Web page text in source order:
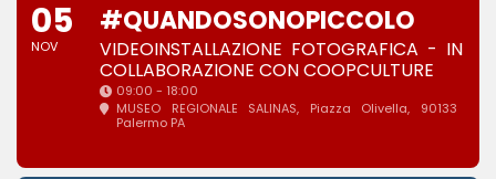
05
NOV
#QUANDOSONOPICCOLO
VIDEOINSTALLAZIONE FOTOGRAFICA - IN
COLLABORAZIONE CON COOPCULTURE
09:00 - 18:00
MUSEO REGIONALE SALINAS, Piazza Olivella, 90133
Palermo PA